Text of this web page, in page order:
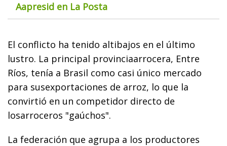
Aapresid en La Posta
El conflicto ha tenido altibajos en el último
lustro. La principal provinciaarrocera, Entre
Ríos, tenía a Brasil como casi único mercado
para susexportaciones de arroz, lo que la
convirtió en un competidor directo de
losarroceros "gaúchos".
La federación que agrupa a los productores